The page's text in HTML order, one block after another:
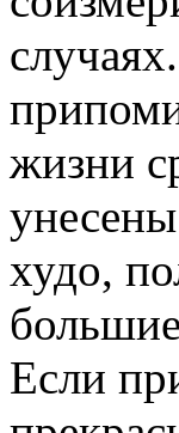
жизни
худо,
Если